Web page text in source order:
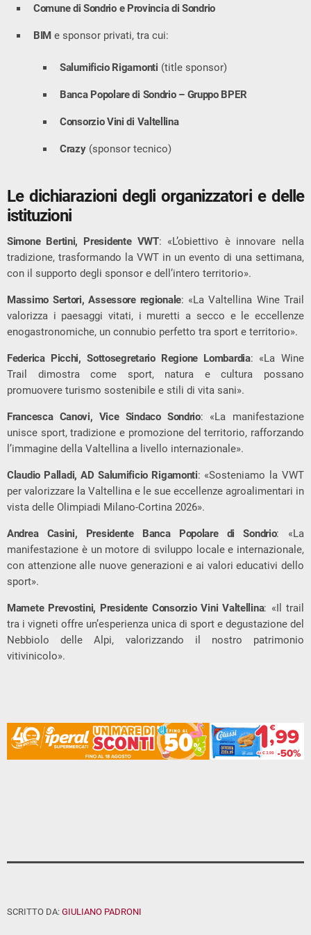
Comune di Sondrio e Provincia di Sondrio
BIM e sponsor privati, tra cui:
Salumificio Rigamonti (title sponsor)
Banca Popolare di Sondrio – Gruppo BPER
Consorzio Vini di Valtellina
Crazy(sponsor tecnico)
Le dichiarazioni degli organizzatori e delle
istituzioni
Simone Bertini, Presidente VWT: «L’obiettivo è innovare nella
tradizione, trasformando la VWT in un evento di una settimana,
con il supporto degli sponsor e dell’intero territorio».
Massimo Sertori, Assessore regionale: «La Valtellina Wine Trail
valorizza i paesaggi vitati, i muretti a secco e le eccellenze
enogastronomiche, un connubio perfetto tra sport e territorio».
Federica Picchi, Sottosegretario Regione Lombardia: «La Wine
Trail dimostra come sport, natura e cultura possano
promuovere turismo sostenibile e stili di vita sani».
Francesca Canovi, Vice Sindaco Sondrio: «La manifestazione
unisce sport, tradizione e promozione del territorio, rafforzando
l’immagine della Valtellina a livello internazionale».
Claudio Palladi, AD Salumificio Rigamonti: «Sosteniamo la VWT
per valorizzare la Valtellina e le sue eccellenze agroalimentari in
vista delle Olimpiadi Milano-Cortina 2026».
Andrea Casini, Presidente Banca Popolare di Sondrio: «La
manifestazione è un motore di sviluppo locale e internazionale,
con attenzione alle nuove generazioni e ai valori educativi dello
sport».
Mamete Prevostini, Presidente Consorzio Vini Valtellina: «Il trail
tra i vigneti offre un’esperienza unica di sport e degustazione del
Nebbiolo delle Alpi, valorizzando il nostro patrimonio
vitivinicolo».
SCRITTO DA: GIULIANO PADRONI